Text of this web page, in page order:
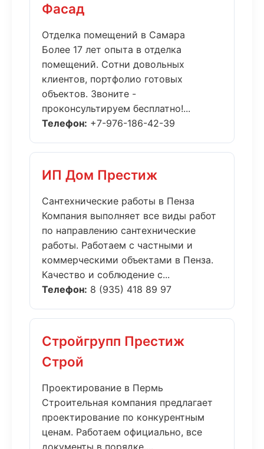
Фасад
Отделка помещений в Самара
Более 17 лет опыта в отделка
помещений. Сотни довольных
клиентов, портфолио готовых
объектов. Звоните -
проконсультируем бесплатно!...
Телефон: +7-976-186-42-39
ИП Дом Престиж
Сантехнические работы в Пенза
Компания выполняет все виды работ
по направлению сантехнические
работы. Работаем с частными и
коммерческими объектами в Пенза.
Качество и соблюдение с...
Телефон: 8 (935) 418 89 97
Стройгрупп Престиж
Строй
Проектирование в Пермь
Строительная компания предлагает
проектирование по конкурентным
ценам. Работаем официально, все
документы в порядке....